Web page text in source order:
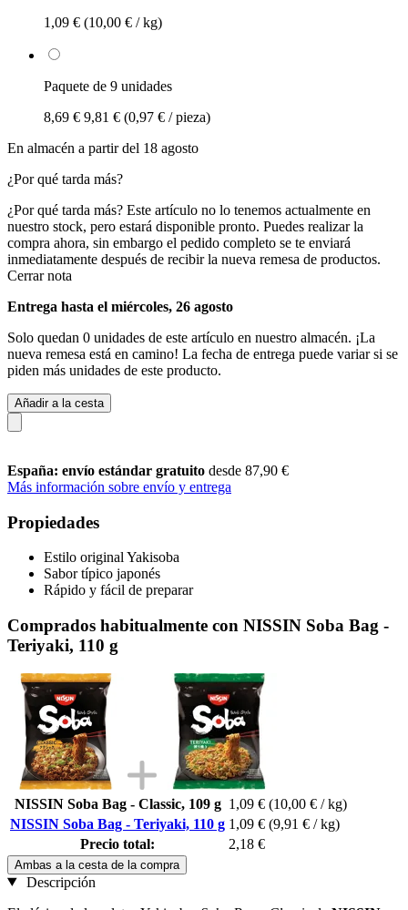
1,09 € (10,00 € / kg)
Paquete de 9 unidades
8,69 € 9,81 € (0,97 € / pieza)
En almacén a partir del 18 agosto
¿Por qué tarda más?
¿Por qué tarda más? Este artículo no lo tenemos actualmente en
nuestro stock, pero estará disponible pronto. Puedes realizar la
compra ahora, sin embargo el pedido completo se te enviará
inmediatamente después de recibir la nueva remesa de productos.
Cerrar nota
Entrega hasta el miércoles, 26 agosto
Solo quedan 0 unidades de este artículo en nuestro almacén. ¡La
nueva remesa está en camino! La fecha de entrega puede variar si se
piden más unidades de este producto.
Añadir a la cesta
España: envío estándar gratuito desde 87,90 €
Más información sobre envío y entrega
Propiedades
Estilo original Yakisoba
Sabor típico japonés
Rápido y fácil de preparar
Comprados habitualmente con NISSIN Soba Bag -
Teriyaki, 110 g
NISSIN Soba Bag - Classic, 109 g 1,09 € (10,00 € / kg)
NISSIN Soba Bag - Teriyaki, 110 g 1,09 € (9,91 € / kg)
Precio total:
2,18 €
Ambas a la cesta de la compra
Descripción